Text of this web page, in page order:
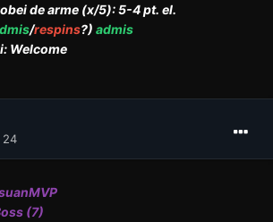
de arme (x/5): 5-4 pt. el.
/respins?) admis
Welcome
24
(7)